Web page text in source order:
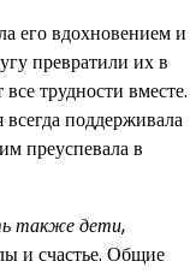
его вдохновением и
превратили их в
трудности вместе.
поддерживала
преуспевала в
также дети,
и счастье. Общие